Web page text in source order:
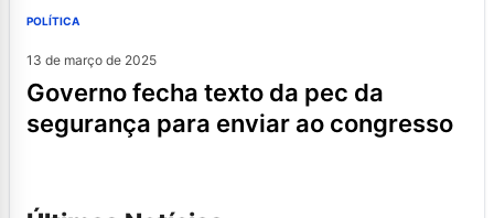
POLÍTICA
13 de março de 2025
governo fecha texto da pec da
segurança para enviar ao congresso